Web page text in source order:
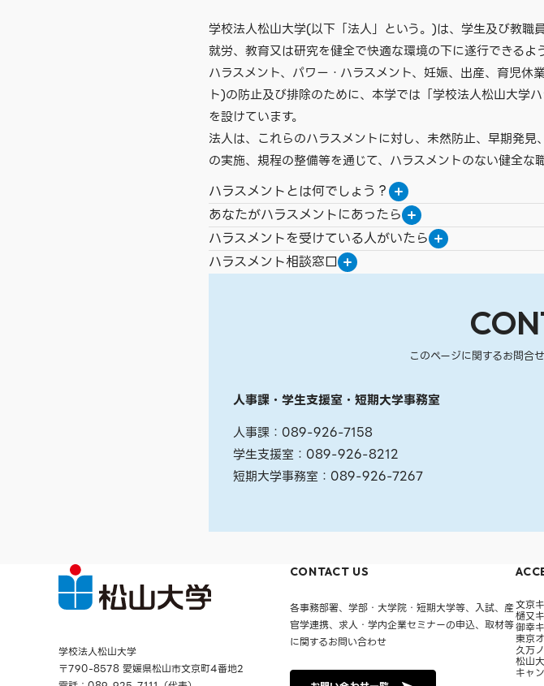
学校法人松山大学(以下「法人」という。)は、学生及び教職
就労、教育又は研究を健全で快適な環境の下に遂行できるよ
ハラスメント、パワー・ハラスメント、妊娠、出産、育児
ト)の防止及び排除のために、本学では「学校法人松山大学
を設けています。
法人は、これらのハラスメントに対し、未然防止、早期発
の実施、規程の整備等を通じて、ハラスメントのない健全な
ハラスメントとは何でしょう？
あなたがハラスメントにあったら
ハラスメントを受けている人がいたら
ハラスメント相談窓口
このページに関するお問合
人事課・学生支援室・短期大学事務室
人事課：089-926-7158
学生支援室：089-926-8212
短期大学事務室：089-926-7267
学校法人松山大学
〒790-8578 愛媛県松山市文京町4番地2
CONTACT US
各事務部署、学部・大学院・短期大学等、入試、産
官学連携、求人・学内企業セミナーの申込、取材等
に関するお問い合わせ
文京
樋又
御幸
東京
久万
松山
キャ